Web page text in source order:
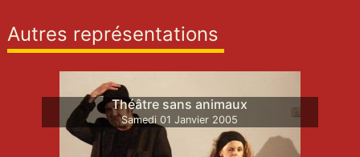
Autres représentations
Théâtre sans animaux
Samedi 01 Janvier 2005